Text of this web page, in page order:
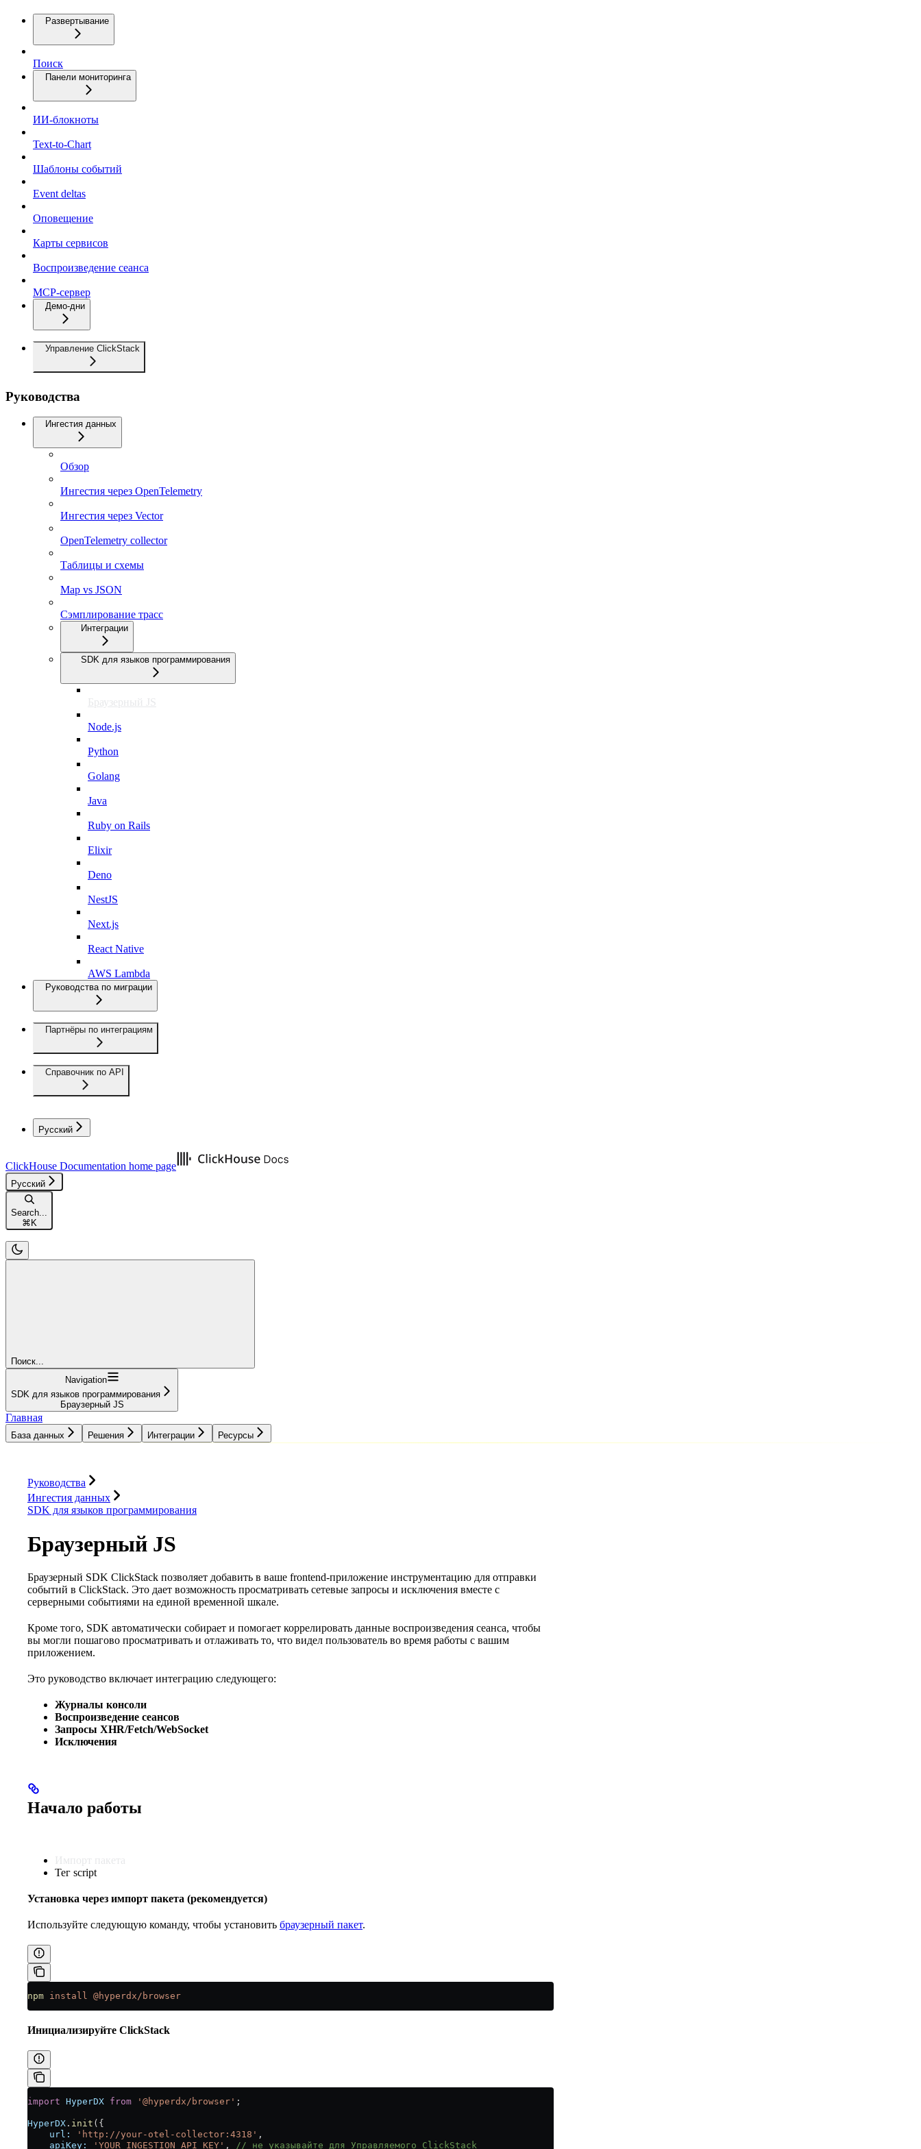
Развертывание
Поиск
Панели мониторинга
ИИ-блокноты
Text-to-Chart
Шаблоны событий
Event deltas
Оповещение
Карты сервисов
Воспроизведение сеанса
MCP-сервер
Демо-дни
Управление ClickStack
Руководства
Ингестия данных
Обзор
Ингестия через OpenTelemetry
Ингестия через Vector
OpenTelemetry collector
Таблицы и схемы
Map vs JSON
Сэмплирование трасс
Интеграции
SDK для языков программирования
Браузерный JS
Node.js
Python
Golang
Java
Ruby on Rails
Elixir
Deno
NestJS
Next.js
React Native
AWS Lambda
Руководства по миграции
Партнёры по интеграциям
Справочник по API
Русский
ClickHouse Documentation home page
Русский
Search...
⌘ K
Поиск...
Navigation
SDK для языков программирования
Браузерный JS
Главная
База данных Решения Интеграции Ресурсы
Руководства
Ингестия данных
SDK для языков программирования
Браузерный JS
Браузерный SDK ClickStack позволяет добавить в ваше frontend-приложение инструментацию для отправки
событий в ClickStack. Это дает возможность просматривать сетевые запросы и исключения вместе с
серверными событиями на единой временной шкале.
Кроме того, SDK автоматически собирает и помогает коррелировать данные воспроизведения сеанса, чтобы
вы могли пошагово просматривать и отлаживать то, что видел пользователь во время работы с вашим
приложением.
Это руководство включает интеграцию следующего:
Журналы консоли
Воспроизведение сеансов
Запросы XHR/Fetch/WebSocket
Исключения
Начало работы
Импорт пакета
Тег script
Установка через импорт пакета (рекомендуется)
Используйте следующую команду, чтобы установить браузерный пакет.
npm install @hyperdx/browser
Инициализируйте ClickStack
import HyperDX from '@hyperdx/browser' ;
HyperDX . init ({
    url:
'http://your-otel-collector:4318' ,
    apiKey:
'YOUR_INGESTION_API_KEY' , // не указывайте для Управляемого ClickStack